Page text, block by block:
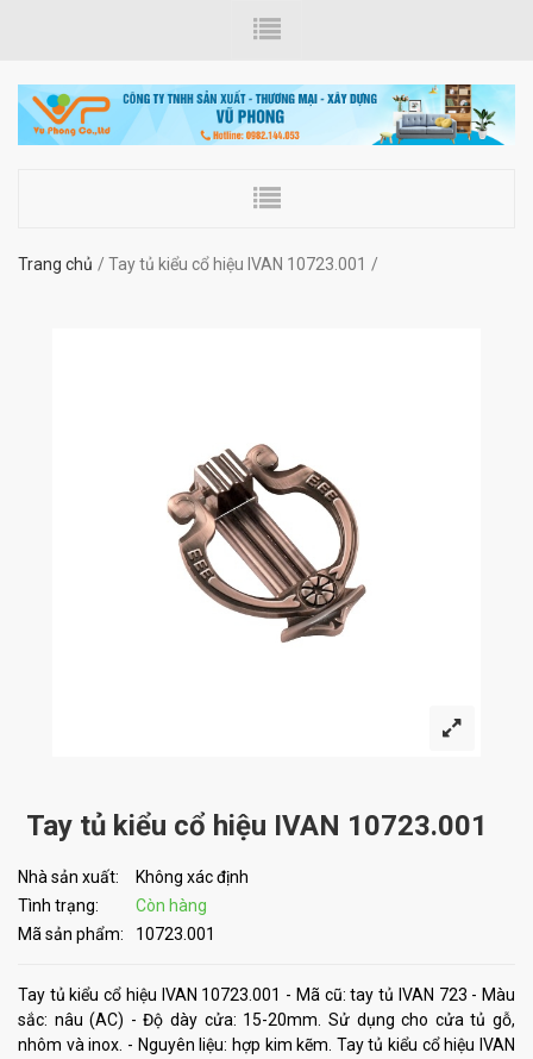
Trang chủ Tay tủ kiểu cổ hiệu IVAN 10723.001
Tay tủ kiểu cổ hiệu IVAN 10723.001
Nhà sản xuất:
Không xác định
Tình trạng:
Còn hàng
Mã sản phẩm:
10723.001
Tay tủ kiểu cổ hiệu IVAN 10723.001 - Mã cũ: tay tủ IVAN 723 - Màu
sắc: nâu (AC) - Độ dày cửa: 15-20mm. Sử dụng cho cửa tủ gỗ,
nhôm và inox. - Nguyên liệu: hợp kim kẽm. Tay tủ kiểu cổ hiệu IVAN